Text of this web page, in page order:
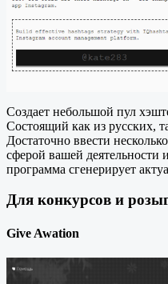
Создает небольшой пул
Состоящий как из русских,
Достаточно ввести
сферой вашей деятельности
программа сгенерирует
Для конкурсов и
Give Awation